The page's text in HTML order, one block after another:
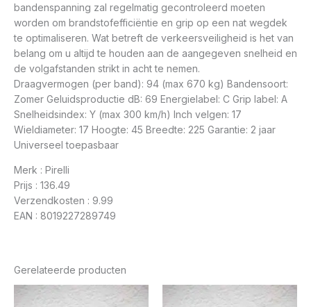
bandenspanning zal regelmatig gecontroleerd moeten
worden om brandstofefficiëntie en grip op een nat wegdek
te optimaliseren. Wat betreft de verkeersveiligheid is het van
belang om u altijd te houden aan de aangegeven snelheid en
de volgafstanden strikt in acht te nemen.
Draagvermogen (per band): 94 (max 670 kg) Bandensoort:
Zomer Geluidsproductie dB: 69 Energielabel: C Grip label: A
Snelheidsindex: Y (max 300 km/h) Inch velgen: 17
Wieldiameter: 17 Hoogte: 45 Breedte: 225 Garantie: 2 jaar
Universeel toepasbaar
Merk : Pirelli
Prijs : 136.49
Verzendkosten : 9.99
EAN : 8019227289749
Gerelateerde producten